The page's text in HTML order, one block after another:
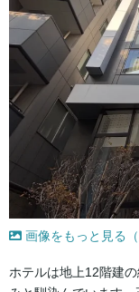
画像をもっと見る（
ホテルは地上12階建